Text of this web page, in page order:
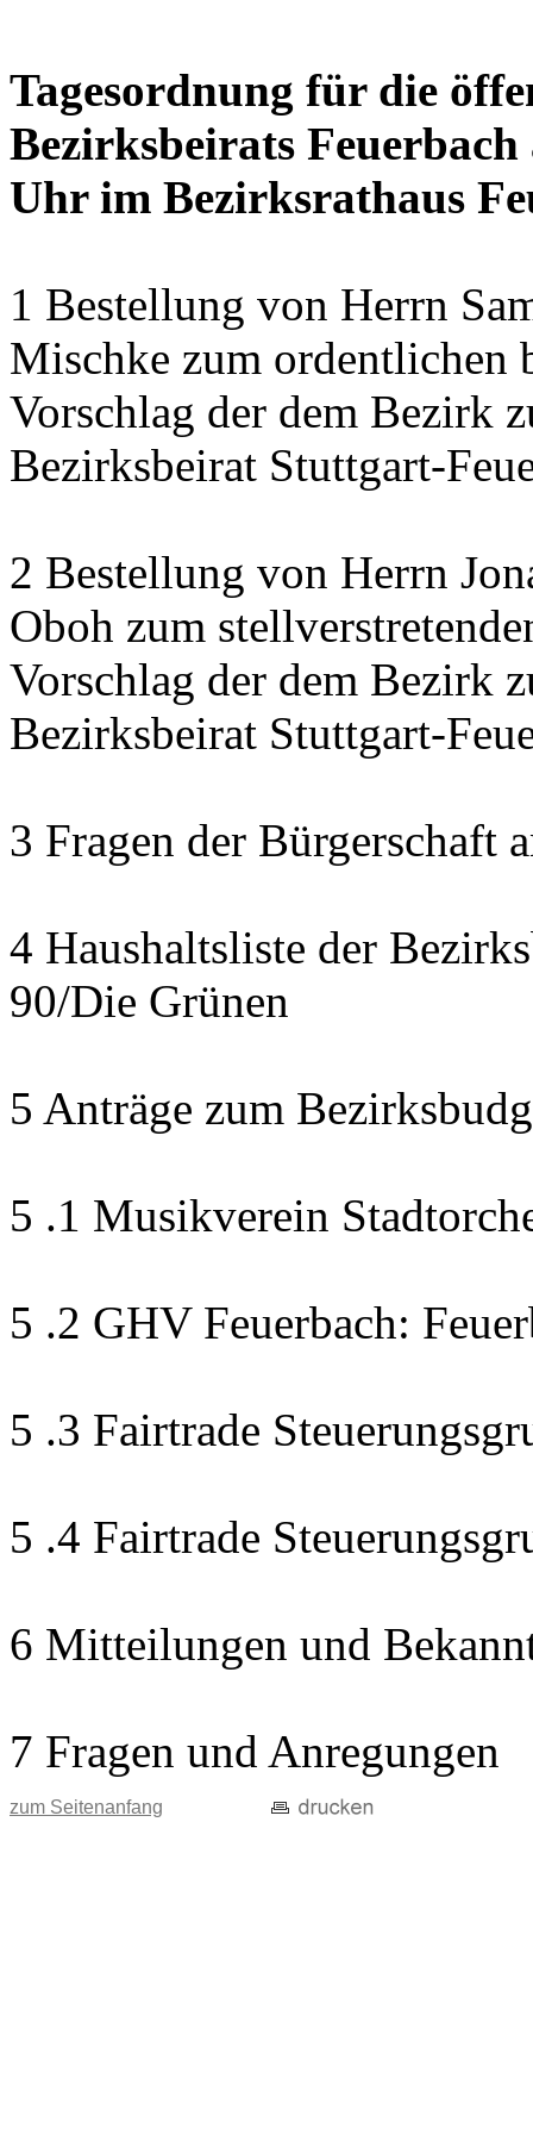
Tagesordnung für die
Bezirksbeirats
Uhr im Bezirksrathaus
1 Bestellung von Herrn
Mischke zum ordentlichen
Vorschlag der dem Bezirk
Bezirksbeirat Stuttgart-
2 Bestellung von Herrn
Oboh zum
Vorschlag der dem Bezirk
Bezirksbeirat Stuttgart-
3 Fragen der Bürgerschaft
4 Haushaltsliste der
90/Die Grünen
5 Anträge zum
5 .1 Musikverein
5 .2 GHV Feuerbach:
5 .3 Fairtrade
5 .4 Fairtrade
6 Mitteilungen und
7 Fragen und Anregungen
zum Seitenanfang